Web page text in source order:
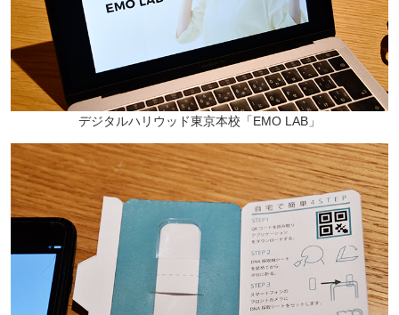
デジタルハリウッド東京本校「EMO LAB」